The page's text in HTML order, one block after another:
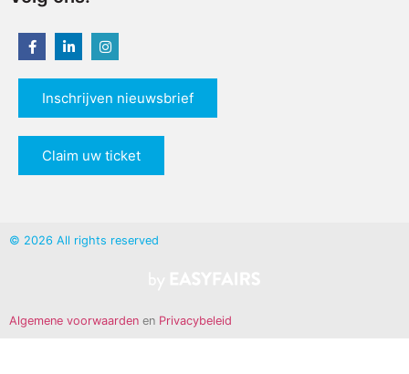
Inschrijven nieuwsbrief
Claim uw ticket
© 2026 All rights reserved
Algemene voorwaarden en Privacybeleid